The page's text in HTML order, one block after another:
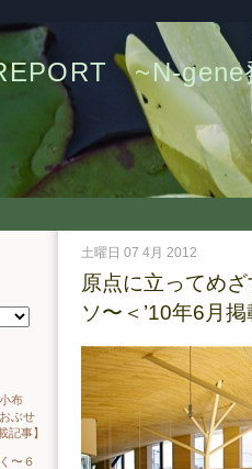
~N-gene
土曜日 07 4月 2012
原点に立ってめ
ソ〜＜’10年6月掲
布
ぶせ
記事】
〜６